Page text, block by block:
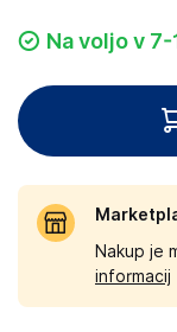
Na voljo v
Nakup je
informacij